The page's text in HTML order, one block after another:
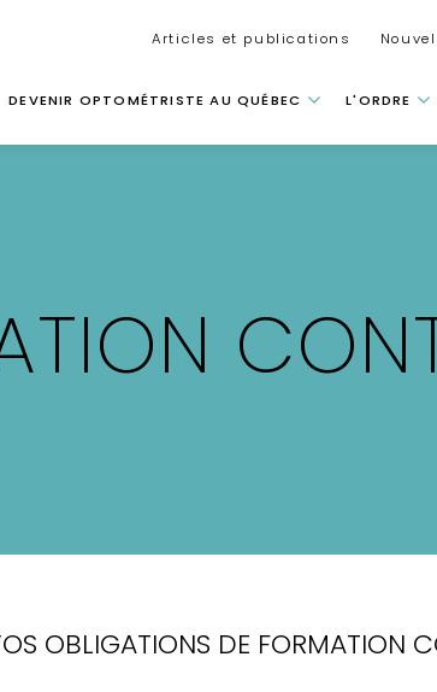
Articles et publications
DEVENIR OPTOMÉTRISTE AU QUÉBEC L'ORDRE
OBLIGATIONS DE FORMATION